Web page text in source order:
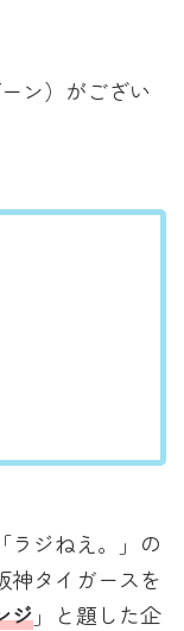
ン）がござい
ラジねえ。」の
神タイガースを
ジ」と題した企